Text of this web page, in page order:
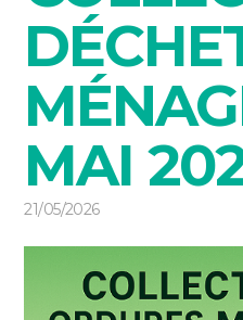
MAI
21/05/2026